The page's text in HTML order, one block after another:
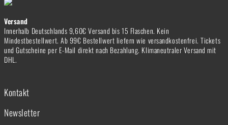
Versand
Innerhalb Deutschlands 9,60€ Versand bis 15 Flaschen. Kein
Mindestbestellwert. Ab 99€ Bestellwert liefern wie versandkostenfrei. Tickets
und Gutscheine per E-Mail direkt nach Bezahlung. Klimaneutraler Versand mit
DHL.
Kontakt
Newsletter